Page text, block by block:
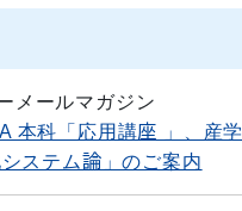
メールマガジン
本科「応用講座 」、産
ステム論」のご案内